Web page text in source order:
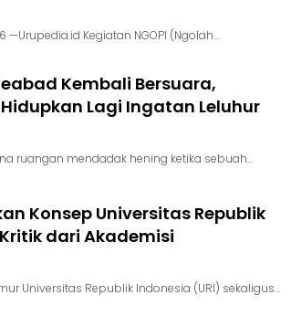
—Urupedia.id Kegiatan NGOPI (Ngolah…
Kembali Bersuara,
Lagi Ingatan Leluhur
ruangan mendadak hening ketika sebuah…
Konsep Universitas Republik
dari Akademisi
Universitas Republik Indonesia (URI) sekaligus…